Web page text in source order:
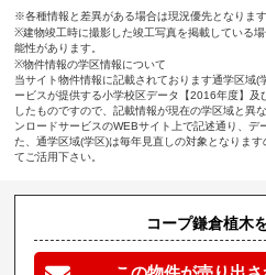
※各種情報と差異がある場合は現況優先となります
※建物竣工時に撮影した竣工写真を掲載している
能性があります。
※物件情報の学区情報について
当サイト物件情報に記載されております通学区域
ービスが提供する小学校区データ【2016年度】
したものですので、記載情報が現在の学区域と異
ンロードサービスのWEBサイト上で記述通り、デ
た、通学区域(学区)は毎年見直しの対象となりま
てご活用下さい。
コープ鎌倉植木